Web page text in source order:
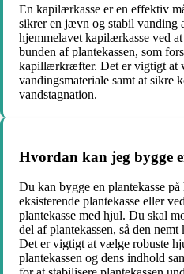
En kapilærkasse er en effektiv
sikrer en jævn og stabil vanding
hjemmelavet kapilærkasse ved
bunden af plantekassen, som
kapillærkræfter. Det er vigtigt at
vandingsmateriale samt at sikre
vandstagnation.
Hvordan kan jeg bygge
Du kan bygge en plantekasse
eksisterende plantekasse eller
plantekasse med hjul. Du skal
del af plantekassen, så den
Det er vigtigt at vælge robuste
plantekassen og dens indhold